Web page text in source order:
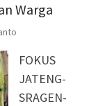
Warga
FOKUS
JATENG-
SRAGEN-